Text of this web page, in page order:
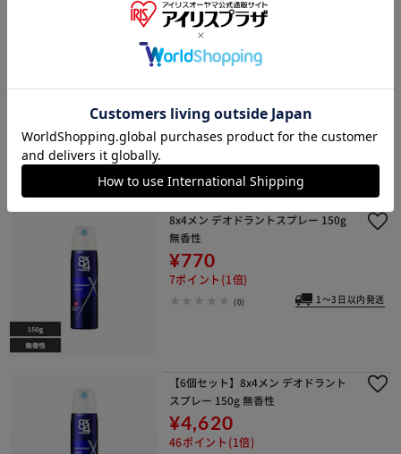
【12個セット】メンズビオレ 顔もふ
¥5,280
52ポイント(1倍)
(0) 1～3日以内発送
8x4メン デオドラントスプレー 150g
無香性
¥770
7ポイント(1倍)
(0) 1～3日以内発送
【6個セット】8x4メン デオドラント
スプレー 150g 無香性
¥4,620
46ポイント(1倍)